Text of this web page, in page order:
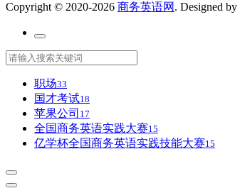
章
Copyright © 2020-2026 商务英语网 . Designed by
职场33
国才考试18
苹果公司 17
全国商务英语实践大赛15
亿学杯全国商务英语实践技能大赛15